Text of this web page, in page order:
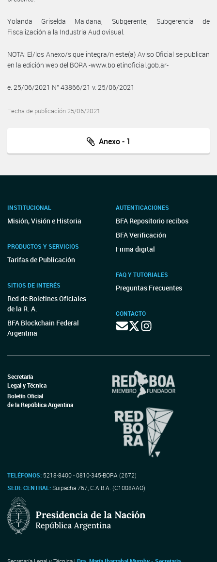
Yolanda Griselda Maidana, Subgerente, Subgerencia de
Fiscalización a la Industria Audiovisual.
NOTA: El/los Anexo/s que integra/n este(a) Aviso Oficial se publican
en la edición web del BORA -www.boletinoficial.gob.ar-
e. 25/06/2021 N° 43866/21 v. 25/06/2021
Fecha de publicación 25/06/2021
Anexo - 1
INSTITUCIONAL
Misión, Visión e Historia
PRODUCTOS Y SERVICIOS
Tarifas de Publicación
SITIOS DE INTERÉS
Red de Boletines Oficiales
de la R. A.
BFA Blockchain Federal
Argentina
AUTENTICACIONES
BFA Repositorio recibos
BFA Verificación
Firma digital
FAQ Y TUTORIALES
Preguntas Frecuentes
CONTACTO
Secretaría
Legal y Técnica
Boletín Oficial
de la República Argentina
TELÉFONOS: 5218-8400 - 0810-345-BORA (2672)
SEDE CENTRAL:Suipacha 767, C.A.B.A. (C1008AAO)